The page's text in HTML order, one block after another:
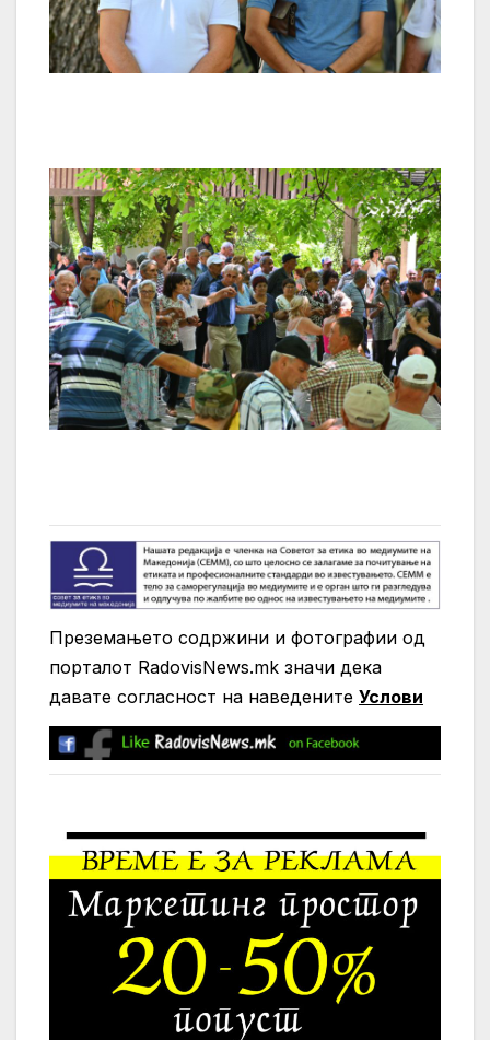
Преземањето содржини и фотографии од
порталот RadovisNews.mk значи дека
давате согласност на нaведените Услови